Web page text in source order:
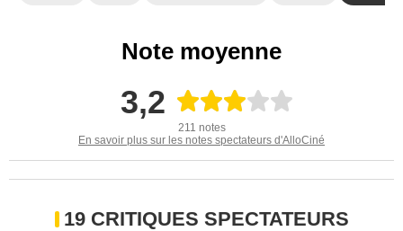
Note moyenne
3,2
211 notes
En savoir plus sur les notes spectateurs d'AlloCiné
19 CRITIQUES SPECTATEURS